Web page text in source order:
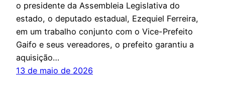
o presidente da Assembleia Legislativa do
estado, o deputado estadual, Ezequiel Ferreira,
em um trabalho conjunto com o Vice-Prefeito
Gaifo e seus vereadores, o prefeito garantiu a
aquisição…
13 de maio de 2026